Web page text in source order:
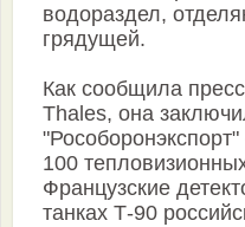
водораздел,
грядущей.
Как сообщила
Thales, она
100
Французские
танках Т-90